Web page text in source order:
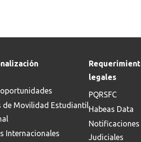
de Movilidad Estudiantil
Internacionales
legales
PQRSFC
Habeas Data
Notificaciones
Judiciales